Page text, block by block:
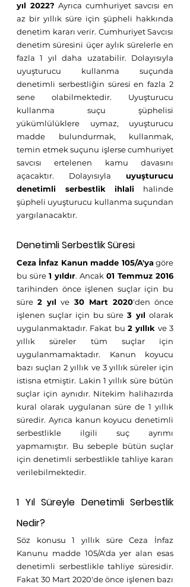
yıl 2022? Ayrıca cumhuriyet savcısı en
az bir yıllık süre için şüpheli hakkında
denetim kararı verir. Cumhuriyet Savcısı
denetim süresini üçer aylık sürelerle en
fazla 1 yıl daha uzatabilir. Dolayısıyla
uyuşturucu kullanma suçunda
denetimli serbestliğin süresi en fazla 2
sene olabilmektedir. Uyuşturucu
kullanma suçu şüphelisi
yükümlülüklere uymaz, uyuşturucu
madde bulundurmak, kullanmak,
temin etmek suçunu işlerse cumhuriyet
savcısı ertelenen kamu davasını
açacaktır. Dolayısıyla uyuşturucu
denetimli serbestlik ihlali halinde
şüpheli uyuşturucu kullanma suçundan
yargılanacaktır.
Denetimli Serbestlik Süresi
Ceza İnfaz Kanun madde 105/A'ya göre
bu süre 1 yıldır. Ancak 01 Temmuz 2016
tarihinden önce işlenen suçlar için bu
süre 2 yıl ve 30 Mart 2020'den önce
işlenen suçlar için bu süre 3 yıl olarak
uygulanmaktadır. Fakat bu 2 yıllık ve 3
yıllık süreler tüm suçlar için
uygulanmamaktadır. Kanun koyucu
bazı suçları 2 yıllık ve 3 yıllık süreler için
istisna etmiştir. Lakin 1 yıllık süre bütün
suçlar için aynıdır. Nitekim halihazırda
kural olarak uygulanan süre de 1 yıllık
süredir. Ayrıca kanun koyucu denetimli
serbestlikle ilgili suç ayrımı
yapmamıştır. Bu sebeple bütün suçlar
için denetimli serbestlikle tahliye kararı
verilebilmektedir.
1 Yıl Süreyle Denetimli Serbestlik
Nedir?
Söz konusu 1 yıllık süre Ceza İnfaz
Kanunu madde 105/A'da yer alan esas
denetimli serbestlikle tahliye süresidir.
Fakat 30 Mart 2020'de önce işlenen bazı